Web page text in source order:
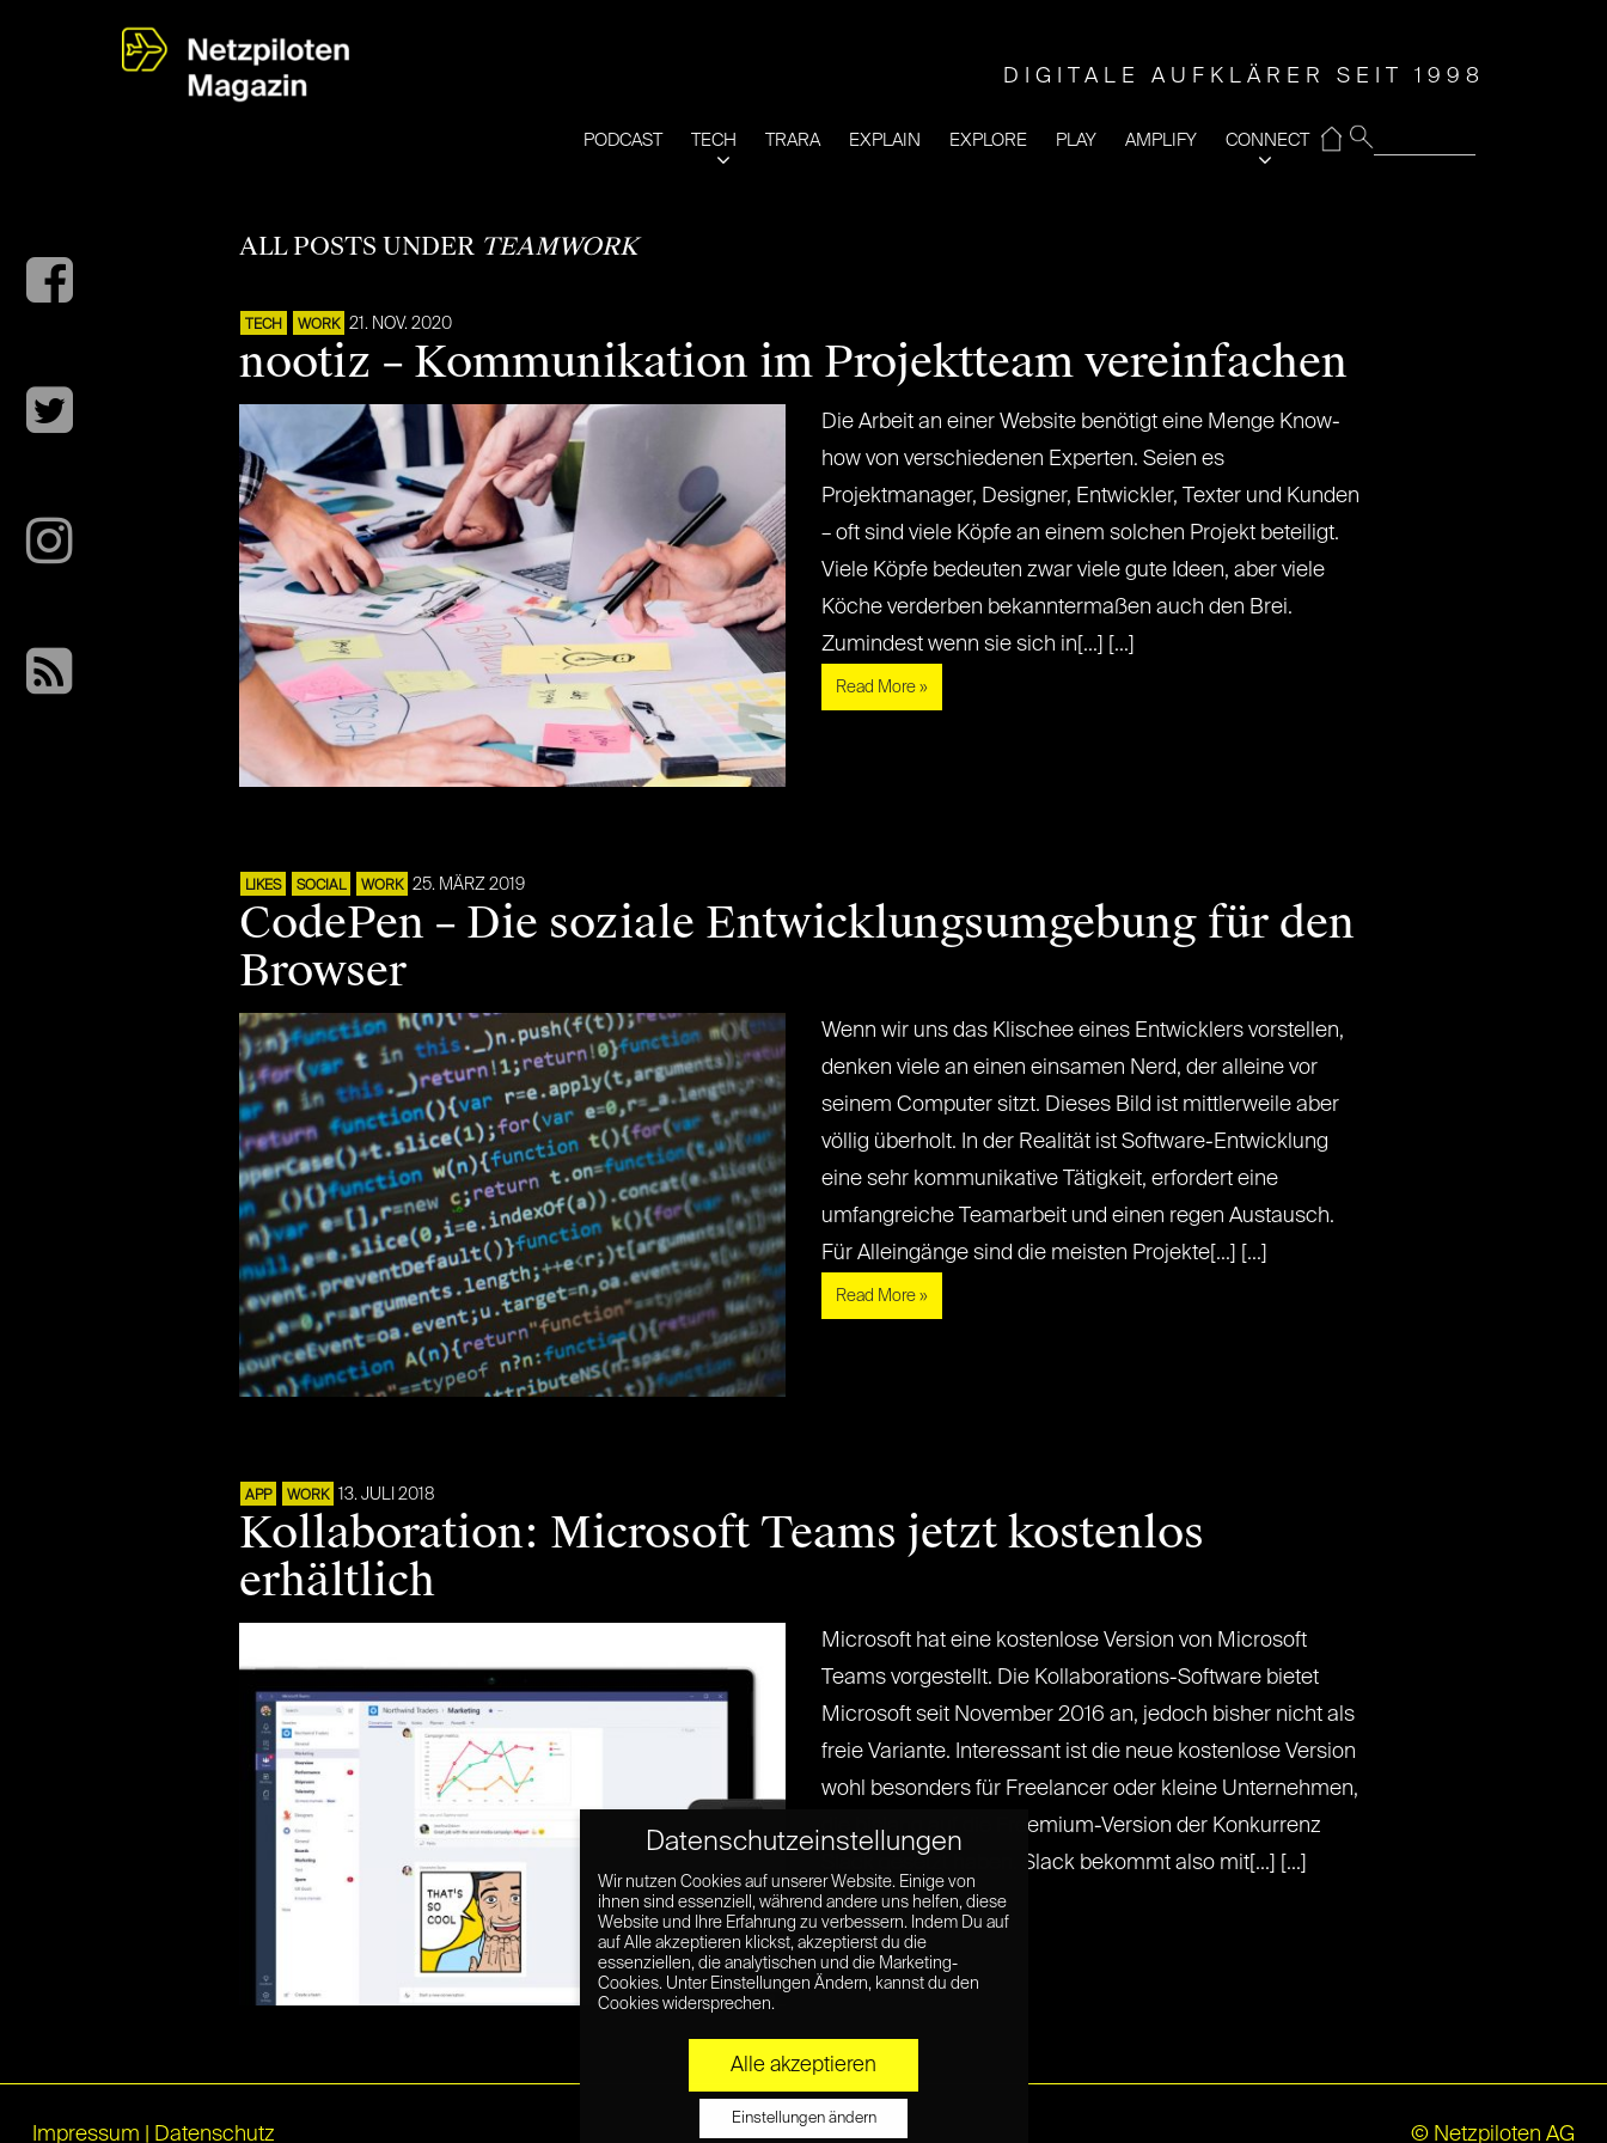
DIGITALE AUFKLÄRER SEIT 1998
PODCAST TECH TRARA EXPLAIN EXPLORE PLAY AMPLIFY CONNECT
⌂
ALL POSTS UNDER TEAMWORK
TECH WORK 21. NOV. 2020
nootiz – Kommunikation im Projektteam vereinfachen
Die Arbeit an einer Website benötigt eine Menge Know-
how von verschiedenen Experten. Seien es
Projektmanager, Designer, Entwickler, Texter und Kunden
– oft sind viele Köpfe an einem solchen Projekt beteiligt.
Viele Köpfe bedeuten zwar viele gute Ideen, aber viele
Köche verderben bekanntermaßen auch den Brei.
Zumindest wenn sie sich in[...] [...]
Read More »
LIKES SOCIAL WORK 25. MÄRZ 2019
CodePen – Die soziale Entwicklungsumgebung für den
Browser
Wenn wir uns das Klischee eines Entwicklers vorstellen,
denken viele an einen einsamen Nerd, der alleine vor
seinem Computer sitzt. Dieses Bild ist mittlerweile aber
völlig überholt. In der Realität ist Software-Entwicklung
eine sehr kommunikative Tätigkeit, erfordert eine
umfangreiche Teamarbeit und einen regen Austausch.
Für Alleingänge sind die meisten Projekte[...] [...]
Read More »
APP WORK 13. JULI 2018
Kollaboration: Microsoft Teams jetzt kostenlos
erhältlich
Microsoft hat eine kostenlose Version von Microsoft
Teams vorgestellt. Die Kollaborations-Software bietet
Microsoft seit November 2016 an, jedoch bisher nicht als
freie Variante. Interessant ist die neue kostenlose Version
wohl besonders für Freelancer oder kleine Unternehmen,
die bislang auf die Freemium-Version der Konkurrenz
Slack gesetzt haben. Slack bekommt also mit[...] [...]
Read More »
Impressum Datenschutz © Netzpiloten AG
Datenschutzeinstellungen
Wir nutzen Cookies auf unserer Website. Einige von
ihnen sind essenziell, während andere uns helfen, diese
Website und Ihre Erfahrung zu verbessern. Indem Du auf
auf Alle akzeptieren klickst, akzeptierst du die
essenziellen, die analytischen und die Marketing-
Cookies. Unter Einstellungen Ändern, kannst du den
Cookies widersprechen.
Alle akzeptieren
Einstellungen ändern